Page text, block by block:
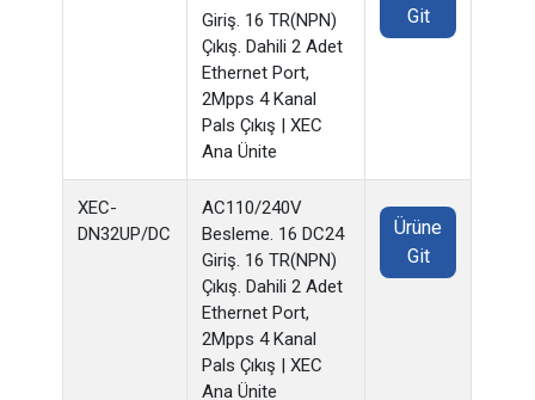
Giriş. 16 TR(NPN)
Çıkış. Dahili 2 Adet
Ethernet Port,
2Mpps 4 Kanal
Pals Çıkış | XEC
Ana Ünite
Git
XEC-
DN32UP/DC
AC110/240V
Besleme. 16 DC24
Giriş. 16 TR(NPN)
Çıkış. Dahili 2 Adet
Ethernet Port,
2Mpps 4 Kanal
Pals Çıkış | XEC
Ana Ünite
Ürüne
Git